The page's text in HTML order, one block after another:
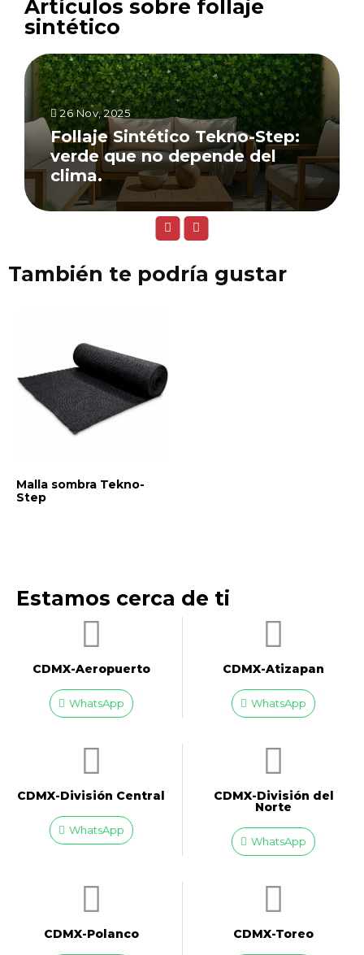
Artículos sobre follaje
sintético
26 Nov, 2025
Follaje Sintético Tekno-Step:
verde que no depende del
clima.
También te podría gustar
Malla sombra Tekno-
Step
Estamos cerca de ti
CDMX-Aeropuerto​
WhatsApp
CDMX-Atizapan
WhatsApp
CDMX-División Central
WhatsApp
CDMX-División del
Norte
WhatsApp
CDMX-Polanco CDMX-Toreo